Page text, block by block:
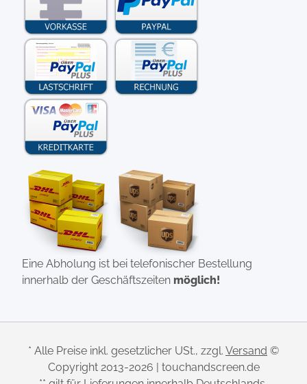
Eine Abholung ist bei telefonischer Bestellung
innerhalb der Geschäftszeiten möglich!
* Alle Preise inkl. gesetzlicher USt., zzgl. Versand ©
Copyright 2013-2026 | touchandscreen.de